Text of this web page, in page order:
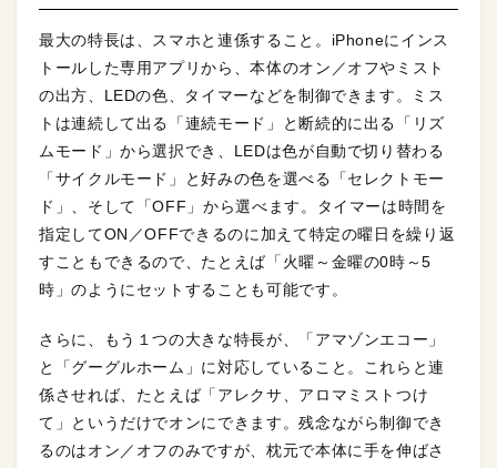
最大の特長は、スマホと連係すること。iPhoneにインス
トールした専用アプリから、本体のオン／オフやミスト
の出方、LEDの色、タイマーなどを制御できます。ミス
トは連続して出る「連続モード」と断続的に出る「リズ
ムモード」から選択でき、LEDは色が自動で切り替わる
「サイクルモード」と好みの色を選べる「セレクトモー
ド」、そして「OFF」から選べます。タイマーは時間を
指定してON／OFFできるのに加えて特定の曜日を繰り返
すこともできるので、たとえば「火曜～金曜の0時～5
時」のようにセットすることも可能です。
さらに、もう１つの大きな特長が、「アマゾンエコー」
と「グーグルホーム」に対応していること。これらと連
係させれば、たとえば「アレクサ、アロマミストつけ
て」というだけでオンにできます。残念ながら制御でき
るのはオン／オフのみですが、枕元で本体に手を伸ばさ